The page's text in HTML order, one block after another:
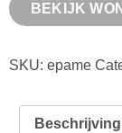
BEKIJK
SKU: epame
Beschrijving